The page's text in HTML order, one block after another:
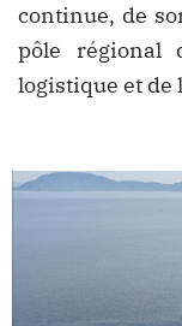
continue, de
pôle régional
logistique et de